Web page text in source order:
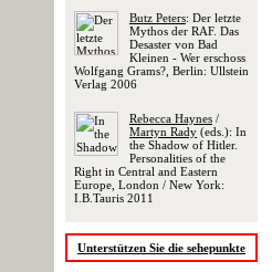
Butz Peters: Der letzte
Mythos der RAF. Das
Desaster von Bad
Kleinen - Wer erschoss
Wolfgang Grams?, Berlin: Ullstein
Verlag 2006
Rebecca Haynes /
Martyn Rady (eds.): In
the Shadow of Hitler.
Personalities of the
Right in Central and Eastern
Europe, London / New York:
I.B.Tauris 2011
Unterstützen Sie die sehepunkte